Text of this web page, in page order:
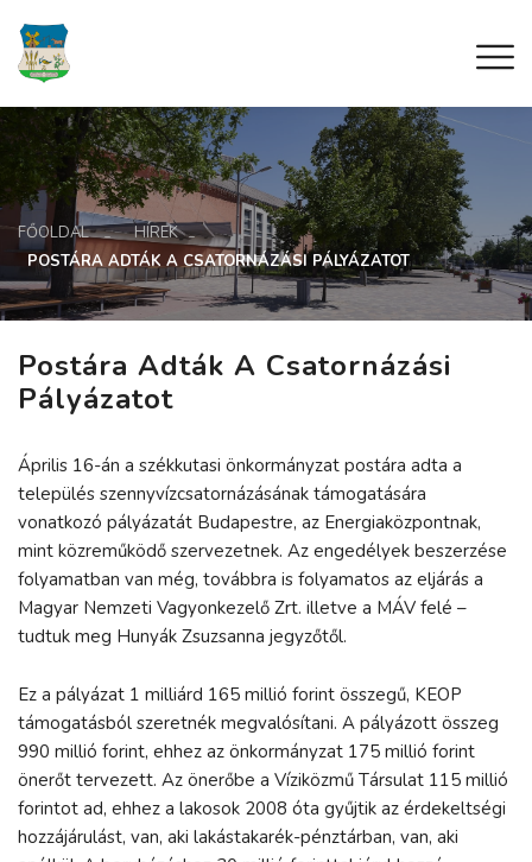
FŐOLDAL
HÍREK
POSTÁRA ADTÁK A CSATORNÁZÁSI PÁLYÁZATOT
Postára Adták A Csatornázási
Pályázatot
Április 16-án a székkutasi önkormányzat postára adta a
település szennyvízcsatornázásának támogatására
vonatkozó pályázatát Budapestre, az Energiaközpontnak,
mint közreműködő szervezetnek. Az engedélyek beszerzése
folyamatban van még, továbbra is folyamatos az eljárás a
Magyar Nemzeti Vagyonkezelő Zrt. illetve a MÁV felé –
tudtuk meg Hunyák Zsuzsanna jegyzőtől.
Ez a pályázat 1 milliárd 165 millió forint összegű, KEOP
támogatásból szeretnék megvalósítani. A pályázott összeg
990 millió forint, ehhez az önkormányzat 175 millió forint
önerőt tervezett. Az önerőbe a Víziközmű Társulat 115 millió
forintot ad, ehhez a lakosok 2008 óta gyűjtik az érdekeltségi
hozzájárulást, van, aki lakástakarék-pénztárban, van, aki